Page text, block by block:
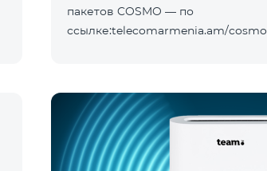
пакетов COSMO — по
ссылке:telecomarmenia.am/cosmo * Акция продлена до